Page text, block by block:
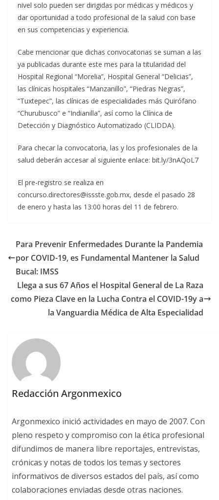
nivel solo pueden ser dirigidas por médicas y médicos y
dar oportunidad a todo profesional de la salud con base
en sus competencias y experiencia.
Cabe mencionar que dichas convocatorias se suman a las
ya publicadas durante este mes para la titularidad del
Hospital Regional “Morelia”, Hospital General “Delicias”,
las clínicas hospitales “Manzanillo”, “Piedras Negras”,
“Tuxtepec”, las clínicas de especialidades más Quirófano
“Churubusco” e “Indianilla”, así como la Clínica de
Detección y Diagnóstico Automatizado (CLIDDA).
Para checar la convocatoria, las y los profesionales de la
salud deberán accesar al siguiente enlace: bit.ly/3nAQoL7
El pre-registro se realiza en
concurso.directores@issste.gob.mx, desde el pasado 28
de enero y hasta las 13:00 horas del 11 de febrero.
Para Prevenir Enfermedades Durante la Pandemia
por COVID-19, es Fundamental Mantener la Salud
Bucal: IMSS
Llega a sus 67 Años el Hospital General de La Raza
como Pieza Clave en la Lucha Contra el COVID-19y a
la Vanguardia Médica de Alta Especialidad
Redacción Argonmexico
Argonmexico inició actividades en mayo de 2007. Con
pleno respeto y compromiso con la ética profesional
difundimos de manera libre reportajes, entrevistas,
crónicas y notas de todos los temas y sectores
informativos de diversos estados del país, así como
colaboraciones enviadas desde otras naciones.